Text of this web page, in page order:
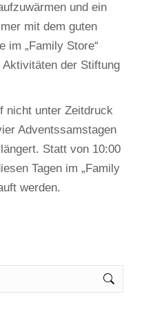
und ein
mit dem guten
im „Family Store“
der Stiftung
nicht unter Zeitdruck
Adventssamstagen
Statt von 10:00
Tagen im „Family
werden.